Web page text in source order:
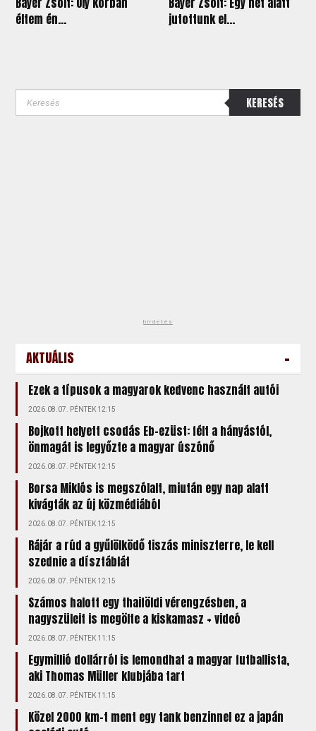
éltem én…
jutottunk el...
KERESÉS
hirdetés
AKTUÁLIS -
Ezek a típusok a magyarok kedvenc használt autói
2026.08.07. PÉNTEK 12:15
Bojkott helyett csodás Eb-ezüst: félt a hányástól,
önmagát is legyőzte a magyar úszónő
2026.08.07. PÉNTEK 12:15
Borsa Miklós is megszólalt, miután egy nap alatt
kivágták az új közmédiából
2026.08.07. PÉNTEK 12:15
Rájár a rúd a gyűlölködő tiszás miniszterre, le kell
szednie a dísztáblát
2026.08.07. PÉNTEK 12:15
Számos halott egy thaiföldi vérengzésben, a
nagyszüleit is megölte a kiskamasz + videó
2026.08.07. PÉNTEK 11:15
Egymillió dollárról is lemondhat a magyar futballista,
aki Thomas Müller klubjába tart
2026.08.07. PÉNTEK 11:15
Közel 2000 km-t ment egy tank benzinnel ez a japán